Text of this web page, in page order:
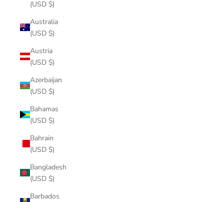
(USD $)
Australia
(USD $)
Austria
(USD $)
Azerbaijan
(USD $)
Bahamas
(USD $)
Bahrain
(USD $)
Bangladesh
(USD $)
Barbados